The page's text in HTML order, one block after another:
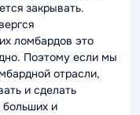
закрывать.
ломбардов это
Поэтому если мы
отрасли,
и сделать
больших и